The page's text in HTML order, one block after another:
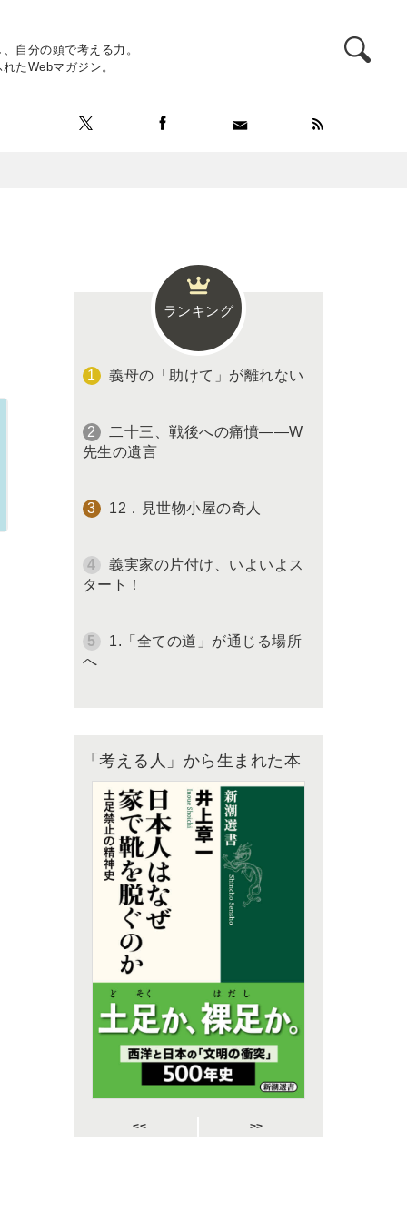
自分の頭で考える力。
たWebマガジン。
ランキング
義母の「助けて」が離れない
二十三、戦後への痛憤――W
先生の遺言
12．見世物小屋の奇人
義実家の片付け、いよいよス
タート！
1.「全ての道」が通じる場所
へ
「考える人」から生まれた本
<< >>